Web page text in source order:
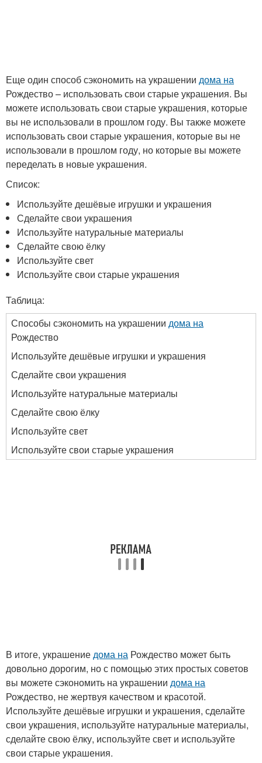
Еще один способ сэкономить на украшении дома на
Рождество – использовать свои старые украшения. Вы
можете использовать свои старые украшения, которые
вы не использовали в прошлом году. Вы также можете
использовать свои старые украшения, которые вы не
использовали в прошлом году, но которые вы можете
переделать в новые украшения.
Список:
Используйте дешёвые игрушки и украшения
Сделайте свои украшения
Используйте натуральные материалы
Сделайте свою ёлку
Используйте свет
Используйте свои старые украшения
Таблица:
Способы сэкономить на украшении дома на
Рождество
Используйте дешёвые игрушки и украшения
Сделайте свои украшения
Используйте натуральные материалы
Сделайте свою ёлку
Используйте свет
Используйте свои старые украшения
В итоге, украшениедома на Рождество может быть
довольно дорогим, но с помощью этих простых советов
вы можете сэкономить на украшении дома на
Рождество, не жертвуя качеством и красотой.
Используйте дешёвые игрушки и украшения, сделайте
свои украшения, используйте натуральные материалы,
сделайте свою ёлку, используйте свет и используйте
свои старые украшения.